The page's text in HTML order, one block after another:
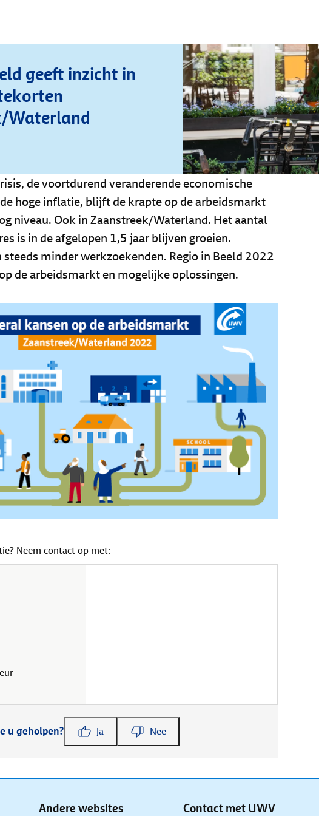
geeft inzicht in
Waterland
de voortdurend veranderende economische
hoge inflatie, blijft de krapte op de arbeidsmarkt
niveau. Ook in Zaanstreek/Waterland. Het aantal
is in de afgelopen 1,5 jaar blijven groeien.
steeds minder werkzoekenden. Regio in Beeld 2022
de arbeidsmarkt en mogelijke oplossingen.
Neem contact op met:
u geholpen? Ja Nee
Andere websites Contact met UWV